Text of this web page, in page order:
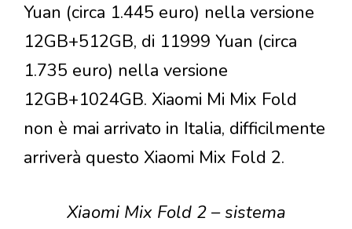
Yuan (circa 1.445 euro) nella versione
12GB+512GB, di 11999 Yuan (circa
1.735 euro) nella versione
12GB+1024GB. Xiaomi Mi Mix Fold
non è mai arrivato in Italia, difficilmente
arriverà questo Xiaomi Mix Fold 2.
Xiaomi Mix Fold 2 – sistema